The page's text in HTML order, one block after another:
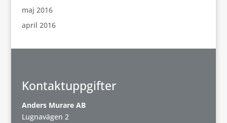
maj 2016
april 2016
Kontaktuppgifter
Anders Murare AB
Lugnavägen 2